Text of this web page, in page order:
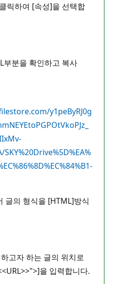
릭하여 [속성]을 선택합
부분을 확인하고 복사
y1peByRJ0g
SKY%20Drive%5D%EA%
글의 형식을 [HTML]방식
고자 하는 글의 위치로
을 입력합니다.